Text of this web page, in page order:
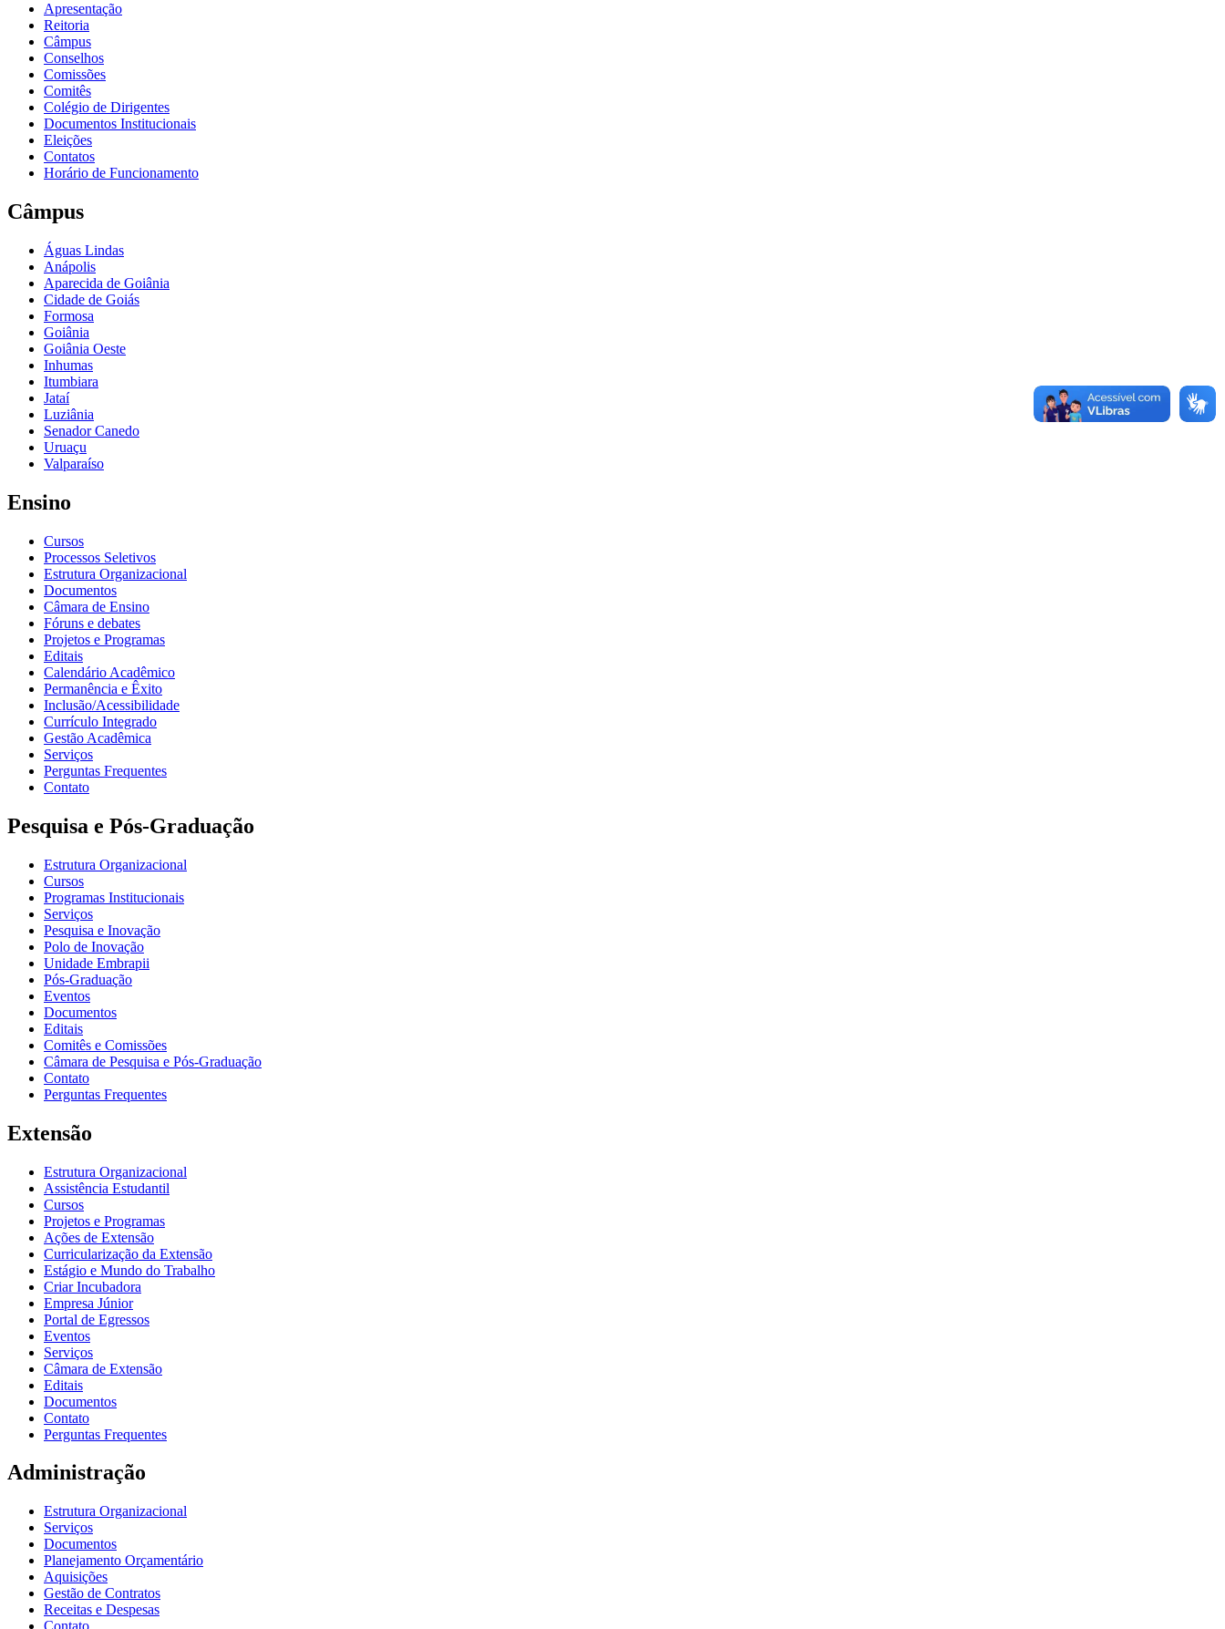
Apresentação
Reitoria
Câmpus
Conselhos
Comissões
Comitês
Colégio de Dirigentes
Documentos Institucionais
Eleições
Contatos
Horário de Funcionamento
Câmpus
Águas Lindas
Anápolis
Aparecida de Goiânia
Cidade de Goiás
Formosa
Goiânia
Goiânia Oeste
Inhumas
Itumbiara
Jataí
Luziânia
Senador Canedo
Uruaçu
Valparaíso
Ensino
Cursos
Processos Seletivos
Estrutura Organizacional
Documentos
Câmara de Ensino
Fóruns e debates
Projetos e Programas
Editais
Calendário Acadêmico
Permanência e Êxito
Inclusão/Acessibilidade
Currículo Integrado
Gestão Acadêmica
Serviços
Perguntas Frequentes
Contato
Pesquisa e Pós-Graduação
Estrutura Organizacional
Cursos
Programas Institucionais
Serviços
Pesquisa e Inovação
Polo de Inovação
Unidade Embrapii
Pós-Graduação
Eventos
Documentos
Editais
Comitês e Comissões
Câmara de Pesquisa e Pós-Graduação
Contato
Perguntas Frequentes
Extensão
Estrutura Organizacional
Assistência Estudantil
Cursos
Projetos e Programas
Ações de Extensão
Curricularização da Extensão
Estágio e Mundo do Trabalho
Criar Incubadora
Empresa Júnior
Portal de Egressos
Eventos
Serviços
Câmara de Extensão
Editais
Documentos
Contato
Perguntas Frequentes
Administração
Estrutura Organizacional
Serviços
Documentos
Planejamento Orçamentário
Aquisições
Gestão de Contratos
Receitas e Despesas